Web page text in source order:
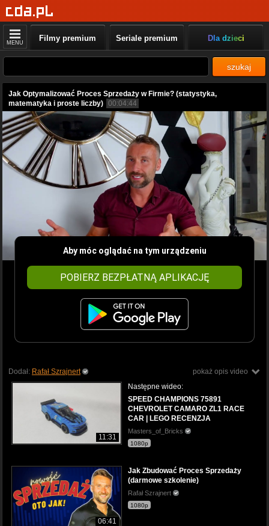
MENU Filmy premium Seriale premium Dla dzieci
szukaj
Jak Optymalizować Proces Sprzedaży w Firmie? (statystyka,
matematyka i proste liczby) 00:04:44
Aby móc oglądać na tym urządzeniu
POBIERZ BEZPŁATNĄ APLIKACJĘ
pokaż opis video
Dodał: Rafał Szrajnert
11:31
Następne wideo:
SPEED CHAMPIONS 75891
CHEVROLET CAMARO ZL1 RACE
CAR | LEGO RECENZJA
Masters_of_Bricks
1080p
06:41
Jak Zbudować Proces Sprzedaży
(darmowe szkolenie)
Rafał Szrajnert
1080p